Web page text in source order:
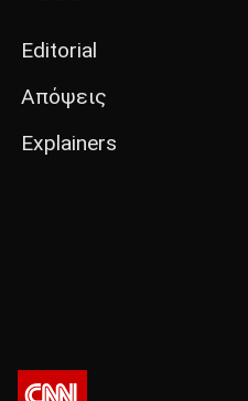
Editorial
Απόψεις
Explainers